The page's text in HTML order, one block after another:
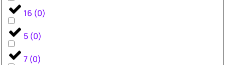
16 (0)
5 (0)
7 (0)